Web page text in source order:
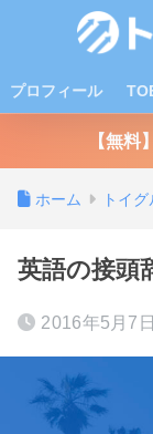
プロフィール
【無料
ホーム トイ
英語の接頭
2016年5月7日